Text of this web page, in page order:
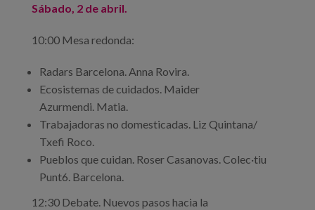
Sábado, 2 de abril.
10:00 Mesa redonda:
Radars Barcelona. Anna Rovira.
Ecosistemas de cuidados. Maider
Azurmendi. Matia.
Trabajadoras no domesticadas. Liz Quintana/
Txefi Roco.
Pueblos que cuidan. Roser Casanovas. Colec·tiu
Punt6. Barcelona.
12:30 Debate. Nuevos pasos hacia la